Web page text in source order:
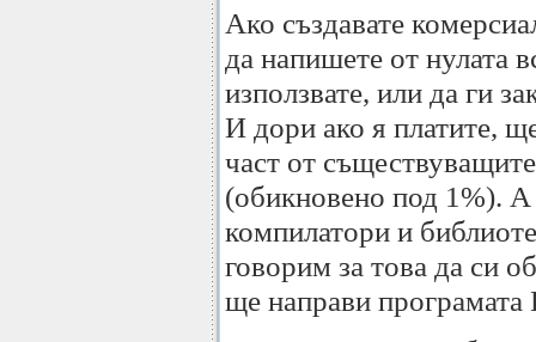
Ако създавате
да напишете от нулата
използвате, или да ги
И дори ако я платите,
част от
(обикновено под 1%). А
компилатори и
говорим за това да си
ще направи